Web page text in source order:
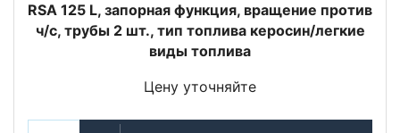
RSA 125 L, запорная функция, вращение против
ч/с, трубы 2 шт., тип топлива керосин/легкие
виды топлива
Цену уточняйте